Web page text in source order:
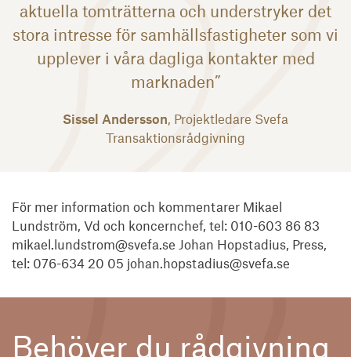
aktuella tomträtterna och understryker det
stora intresse för samhällsfastigheter som vi
upplever i våra dagliga kontakter med
marknaden”
Sissel Andersson, Projektledare Svefa
Transaktionsrådgivning
För mer information och kommentarer Mikael
Lundström, Vd och koncernchef, tel: 010-603 86 83
mikael.lundstrom@svefa.se Johan Hopstadius, Press,
tel: 076-634 20 05 johan.hopstadius@svefa.se
Behöver du rådgivning